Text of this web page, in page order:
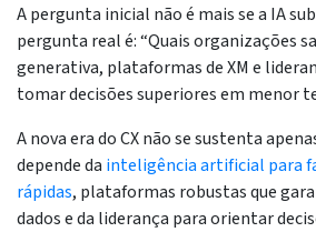
A pergunta inicial não é mais se a IA
pergunta real é: “Quais organizações
generativa, plataformas de XM e
tomar decisões superiores em menor
A nova era do CX não se sustenta
depende da inteligência artificial para
rápidas, plataformas robustas que
dados e da liderança para orientar